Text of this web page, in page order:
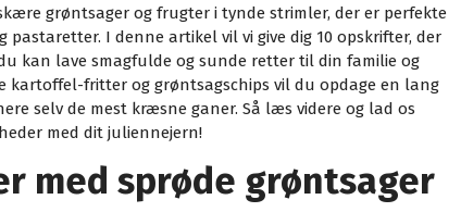
grøntsager og frugter i tynde strimler, der er perfekte
I denne artikel vil vi give dig 10 opskrifter, der
kan lave smagfulde og sunde retter til din familie og
kartoffel-fritter og grøntsagschips vil du opdage en lang
selv de mest kræsne ganer. Så læs videre og lad os
med dit juliennejern!
med sprøde grøntsager